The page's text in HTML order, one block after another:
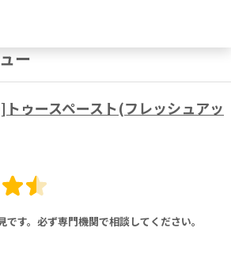
ー
ゥースペースト(フレッシュアッ
です。必ず専門機関で相談してください。